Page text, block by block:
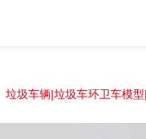
垃圾车辆|垃圾车环卫车模